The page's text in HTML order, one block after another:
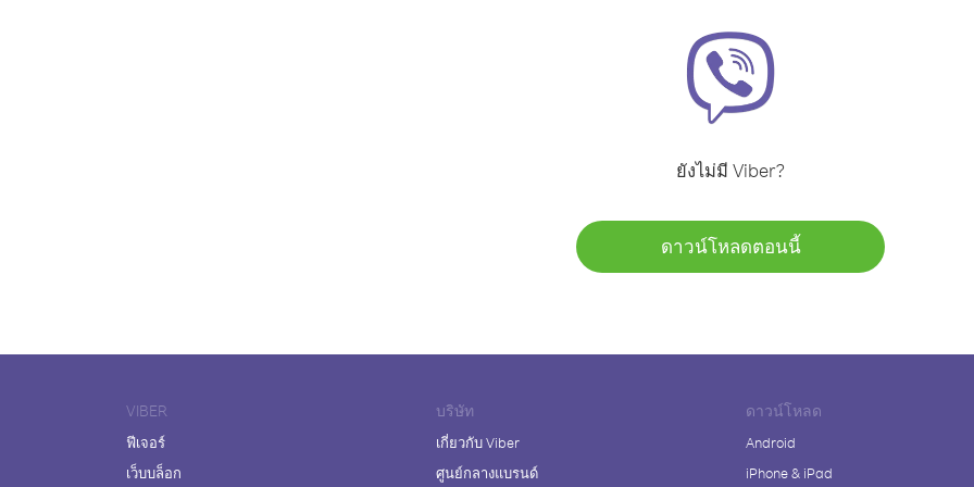
ยังไม่มี Viber?
ดาวน์โหลดตอนนี้
VIBER
ฟีเจอร์
เว็บบล็อก
บริษัท
เกี่ยวกับ Viber
ศูนย์กลางแบรนด์
ดาวน์โหลด
Android
iPhone & iPad